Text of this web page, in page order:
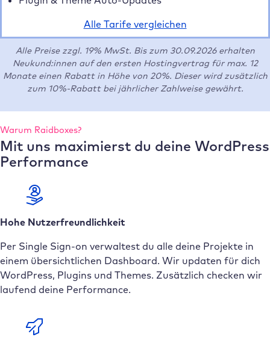
Alle Tarife vergleichen
Alle Preise zzgl. 19% MwSt. Bis zum 30.09.2026 erhalten
Neukund:innen auf den ersten Hostingvertrag für max. 12
Monate einen Rabatt in Höhe von 20%. Dieser wird zusätzlich
zum 10%-Rabatt bei jährlicher Zahlweise gewährt.
Warum Raidboxes?
Mit uns maximierst du deine WordPress
Performance
Hohe Nutzerfreundlichkeit
Per Single Sign-on verwaltest du alle deine Projekte in
einem übersichtlichen Dashboard. Wir updaten für dich
WordPress, Plugins und Themes. Zusätzlich checken wir
laufend deine Performance.